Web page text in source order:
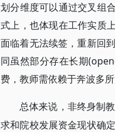
划分维度可以通过交叉组
式上，也体现在工作实质
面临着无法续签，重新回
同虽然部分存在长期
费，教师需依赖于奔波多所
总体来说，非终身制
求和院校发展资金现状确